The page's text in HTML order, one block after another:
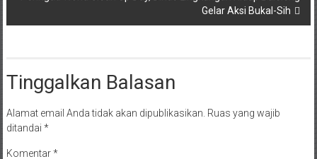
Gelar Aksi Bukal-Sih
Tinggalkan Balasan
Alamat email Anda tidak akan dipublikasikan. Ruas yang wajib
ditandai *
Komentar*